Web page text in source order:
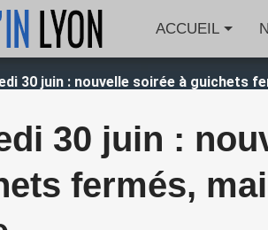
ACCUEIL
30 juin : nouvelle soirée à guichets
30 juin :
fermés,